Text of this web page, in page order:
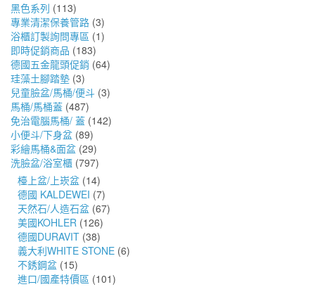
黑色系列 (113)
專業清潔保養管路 (3)
浴櫃訂製詢問專區 (1)
即時促銷商品 (183)
德國五金龍頭促銷 (64)
珪藻土腳踏墊 (3)
兒童臉盆/馬桶/便斗 (3)
馬桶/馬桶蓋 (487)
免治電腦馬桶/ 蓋 (142)
小便斗/下身盆 (89)
彩繪馬桶&面盆 (29)
洗臉盆/浴室櫃 (797)
檯上盆/上崁盆 (14)
德國 KALDEWEI (7)
天然石/人造石盆 (67)
美國KOHLER (126)
德國DURAVIT (38)
義大利WHITE STONE (6)
不銹鋼盆 (15)
進口/國產特價區 (101)